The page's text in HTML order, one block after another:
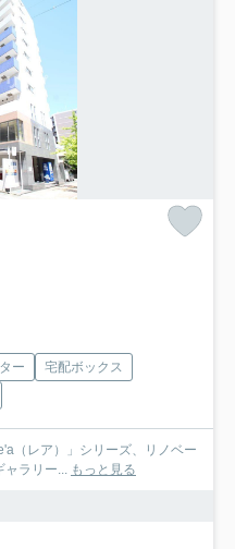
ー
宅配ボックス
（レア）」シリーズ、リノベー
ャラリー... もっと見る